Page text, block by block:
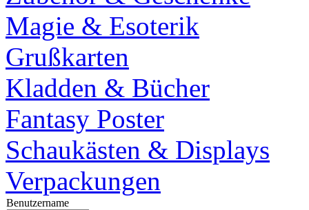
Magie & Esoterik
Grußkarten
Kladden & Bücher
Fantasy Poster
Schaukästen & Displays
Verpackungen
Benutzername